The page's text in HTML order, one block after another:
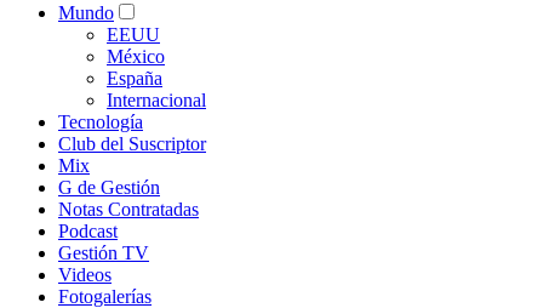
Mundo
EEUU
México
España
Internacional
Tecnología
Club del Suscriptor
Mix
G de Gestión
Notas Contratadas
Podcast
Gestión TV
Videos
Fotogalerías